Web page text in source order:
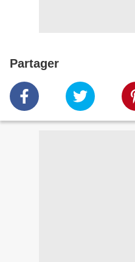
Partager